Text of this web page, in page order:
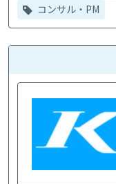
コンサル・PM